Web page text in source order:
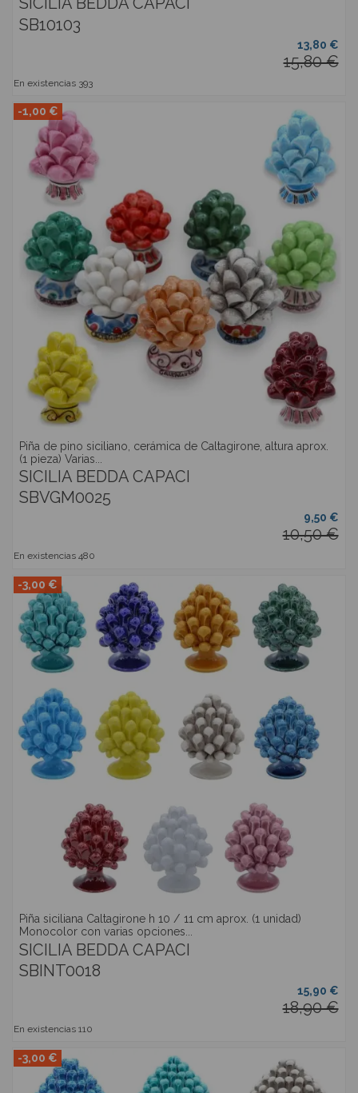
SB10103
13,80 €
15,80 €
En existencias 393
-1,00 €
Piña de pino siciliano, cerámica de Caltagirone, altura aprox.
(1 pieza) Varias...
SICILIA BEDDA CAPACI
SBVGM0025
9,50 €
10,50 €
En existencias 480
-3,00 €
Piña siciliana Caltagirone h 10 / 11 cm aprox. (1 unidad)
Monocolor con varias opciones...
SICILIA BEDDA CAPACI
SBINT0018
15,90 €
18,90 €
En existencias 110
-3,00 €